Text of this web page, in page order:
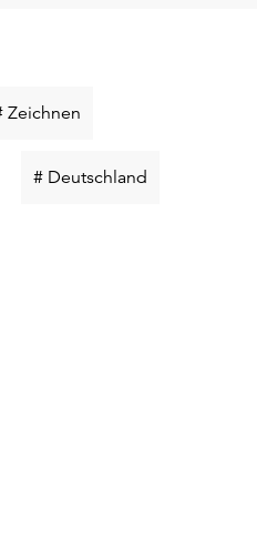
Zeichnen
# Deutschland